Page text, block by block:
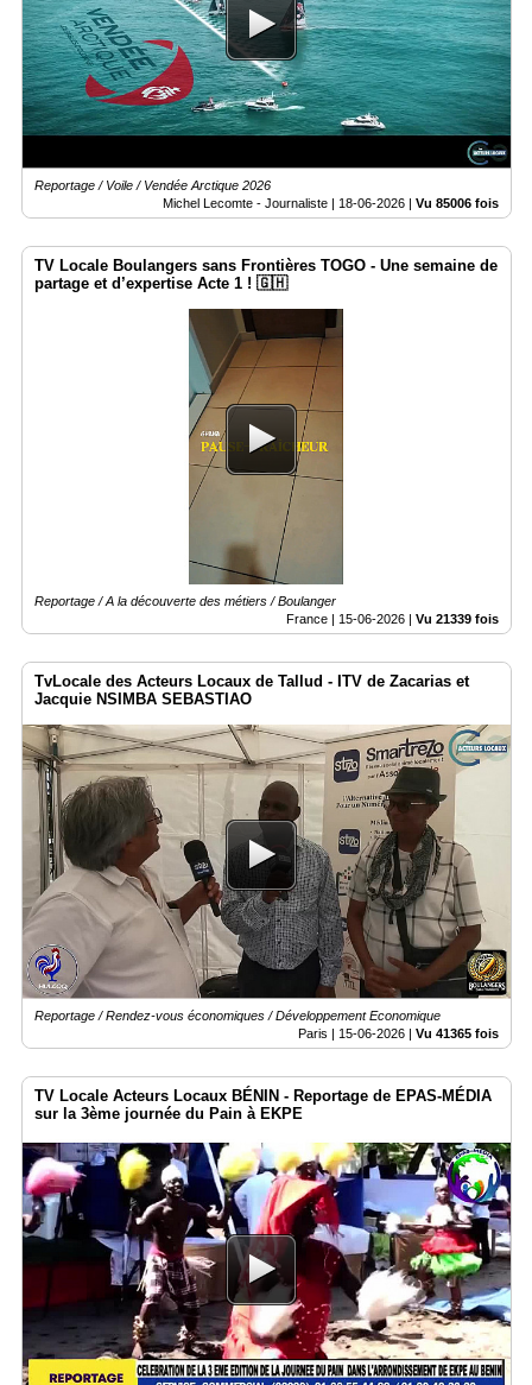
Reportage / Voile / Vendée Arctique 2026
Michel Lecomte - Journaliste | 18-06-2026 Vu 85006 fois
TV Locale Boulangers sans Frontières TOGO - Une semaine de
partage et d’expertise Acte 1 ! 🇬🇭
Reportage / A la découverte des métiers / Boulanger
France | 15-06-2026 | Vu 21339 fois
TvLocale des Acteurs Locaux de Tallud - ITV de Zacarias et
Jacquie NSIMBA SEBASTIAO
Reportage / Rendez-vous économiques / Développement Economique
Paris | 15-06-2026 | Vu 41365 fois
TV Locale Acteurs Locaux BÉNIN - Reportage de EPAS-MÉDIA
sur la 3ème journée du Pain à EKPE